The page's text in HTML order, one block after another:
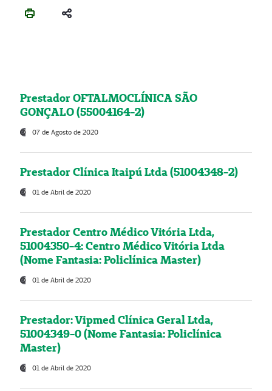
Prestador OFTALMOCLÍNICA SÃO
GONÇALO (55004164-2)
07 de Agosto de 2020
Prestador Clínica Itaipú Ltda (51004348-2)
01 de Abril de 2020
Prestador Centro Médico Vitória Ltda,
51004350-4: Centro Médico Vitória Ltda
(Nome Fantasia: Policlínica Master)
01 de Abril de 2020
Prestador: Vipmed Clínica Geral Ltda,
51004349-0 (Nome Fantasia: Policlínica
Master)
01 de Abril de 2020